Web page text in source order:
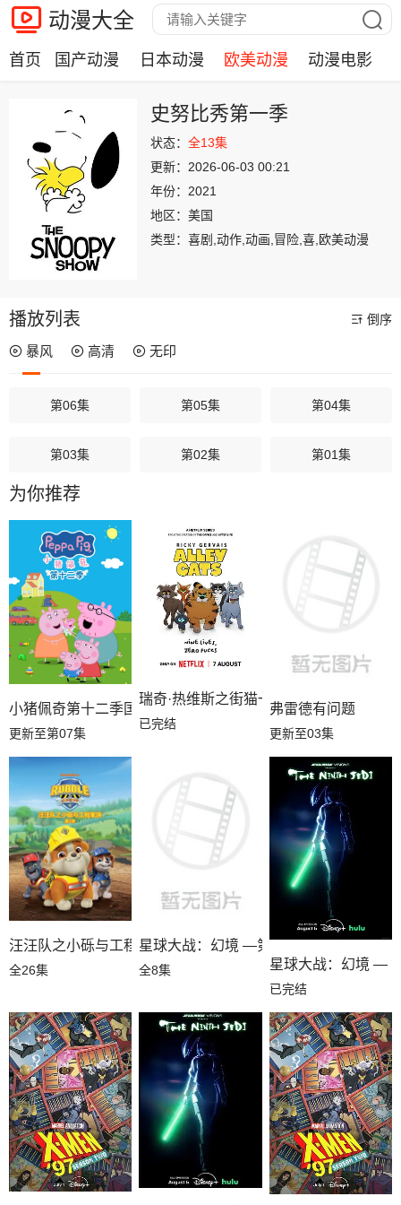
动漫大全
首页 国产动漫 日本动漫 欧美动漫 动漫电影
史努比秀第一季
状态： 全13集
更新： 2026-06-03 00:21
年份： 2021
地区： 美国
类型： 喜剧,动作,动画,冒险,喜,欧美动漫
播放列表 倒序
暴风 高清 无印
第06集 第05集 第04集
第03集 第02集 第01集
为你推荐
小猪佩奇第十二季国语
更新至第07集
瑞奇·热维斯之街猫一族
已完结
弗雷德有问题
更新至03集
汪汪队之小砾与工程家族第三季国语
全26集
星球大战：幻境 —第九个绝地武士
全8集 星球大战：幻境 —
已完结